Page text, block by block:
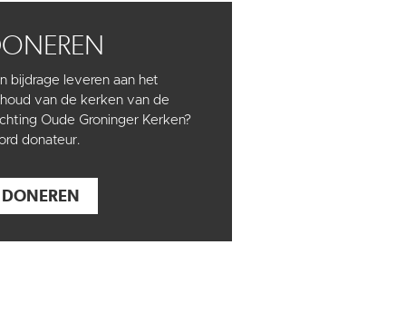
bijdrage leveren aan het
van de kerken van de
Oude Groninger Kerken?
donateur.
DONEREN